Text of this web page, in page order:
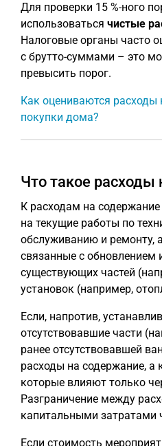
Для проверки 15 %-ного
использоваться чистые
Налоговые органы часто
с брутто-суммами – это
превысить порог.
Как оцениваются расходы
покупки дома?
Что такое расходы
К расходам на
на текущие работы по
обслуживанию и ремонту,
связанные с обновлением
существующих частей
установок (например,
Если, напротив,
отсутствовавшие части
ранее отсутствовавшей
расходы на содержание, а
которые влияют только
Разграничение между
капитальными затратами
Если стоимость